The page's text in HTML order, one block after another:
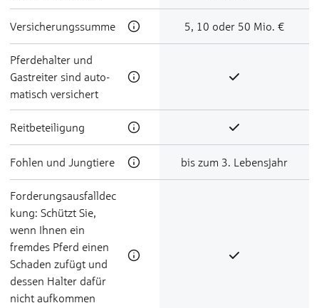
Ver­sicherungs­summe 5, 10 oder 50 Mio. €
Pferde­hal­ter und
Gast­reiter sind auto­
matisch ver­sichert
Reit­be­teili­gung
Foh­len und Jung­tie­re bis zum 3. Lebensjahr
Forderungsausfalldec
kung: Schützt Sie,
wenn Ihnen ein
fremdes Pferd einen
Schaden zufügt und
dessen Halter dafür
nicht aufkommen